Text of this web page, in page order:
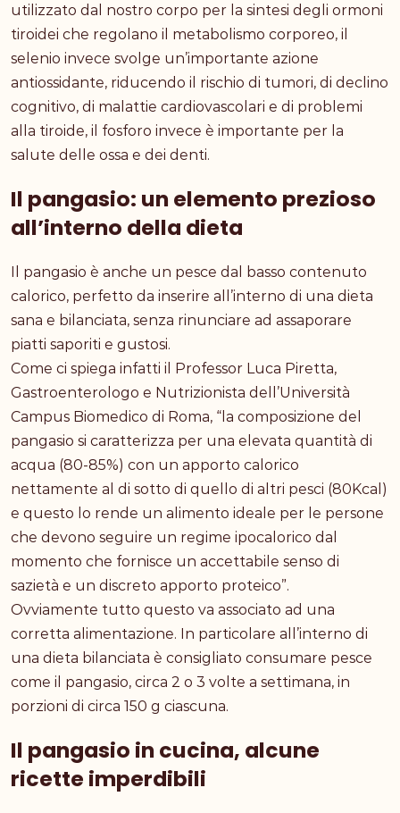
utilizzato dal nostro corpo per la sintesi degli ormoni
tiroidei che regolano il metabolismo corporeo, il
selenio invece svolge un’importante azione
antiossidante, riducendo il rischio di tumori, di declino
cognitivo, di malattie cardiovascolari e di problemi
alla tiroide, il fosforo invece è importante per la
salute delle ossa e dei denti.
Il pangasio: un elemento prezioso
all’interno della dieta
Il pangasio è anche un pesce dal basso contenuto
calorico, perfetto da inserire all’interno di una dieta
sana e bilanciata, senza rinunciare ad assaporare
piatti saporiti e gustosi.
Come ci spiega infatti il Professor Luca Piretta,
Gastroenterologo e Nutrizionista dell’Università
Campus Biomedico di Roma, “la composizione del
pangasio si caratterizza per una elevata quantità di
acqua (80-85%) con un apporto calorico
nettamente al di sotto di quello di altri pesci (80Kcal)
e questo lo rende un alimento ideale per le persone
che devono seguire un regime ipocalorico dal
momento che fornisce un accettabile senso di
sazietà e un discreto apporto proteico”.
Ovviamente tutto questo va associato ad una
corretta alimentazione. In particolare all’interno di
una dieta bilanciata è consigliato consumare pesce
come il pangasio, circa 2 o 3 volte a settimana, in
porzioni di circa 150 g ciascuna.
Il pangasio in cucina, alcune
ricette imperdibili